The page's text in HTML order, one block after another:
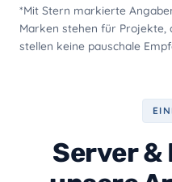
*Mit Stern markierte
Marken stehen für Projekte,
stellen keine pauschale
Server &